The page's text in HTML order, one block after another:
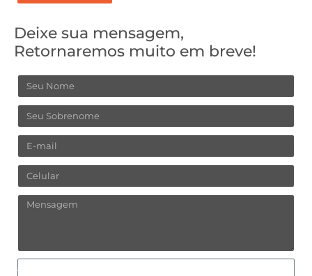
Deixe sua mensagem,
Retornaremos muito em breve!
Nome
Sobrenome
Email
Celular
Mensagem
Como